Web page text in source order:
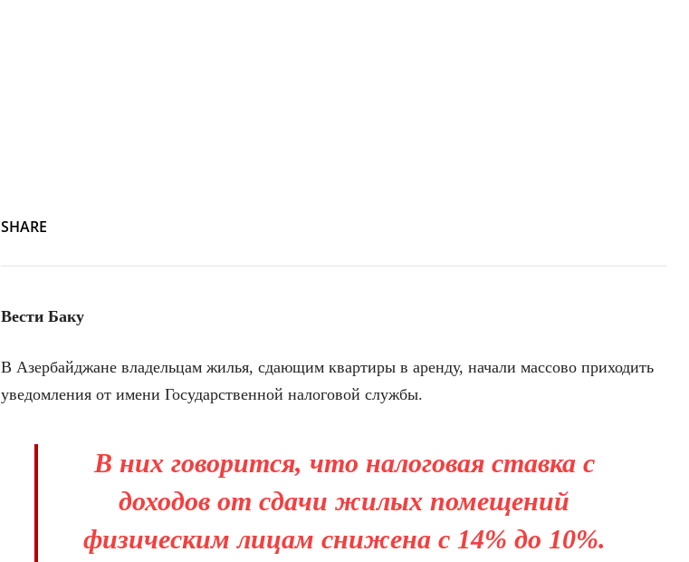
SHARE
Вести Баку
В Азербайджане владельцам жилья, сдающим квартиры в аренду, начали массово приходить
уведомления от имени Государственной налоговой службы.
В них говорится, что налоговая ставка с
доходов от сдачи жилых помещений
физическим лицам снижена с 14% до 10%.